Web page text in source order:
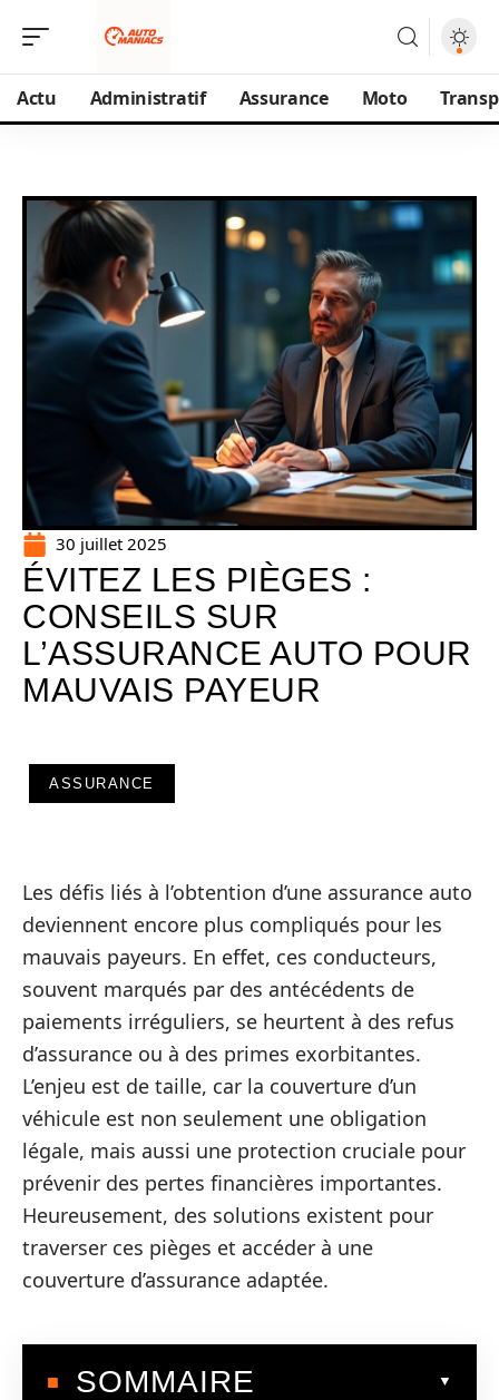
Actu Administratif Assurance Moto
30 juillet 2025
ÉVITEZ LES PIÈGES :
CONSEILS SUR
L’ASSURANCE AUTO POUR
MAUVAIS PAYEUR
ASSURANCE
Les défis liés à l’obtention d’une assurance auto
deviennent encore plus compliqués pour les
mauvais payeurs. En effet, ces conducteurs,
souvent marqués par des antécédents de
paiements irréguliers, se heurtent à des refus
d’assurance ou à des primes exorbitantes.
L’enjeu est de taille, car la couverture d’un
véhicule est non seulement une obligation
légale, mais aussi une protection cruciale pour
prévenir des pertes financières importantes.
Heureusement, des solutions existent pour
traverser ces pièges et accéder à une
couverture d’assurance adaptée.
SOMMAIRE